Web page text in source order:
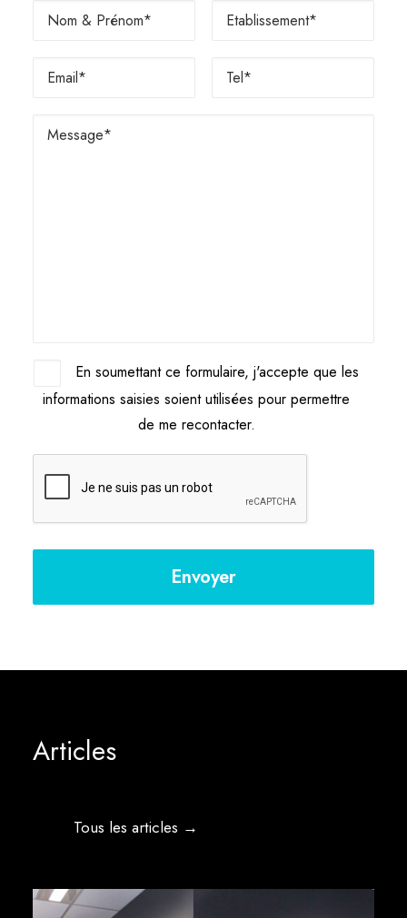
En soumettant ce formulaire, j'accepte que les
informations saisies soient utilisées pour permettre
de me recontacter.
Articles
Tous les articles →